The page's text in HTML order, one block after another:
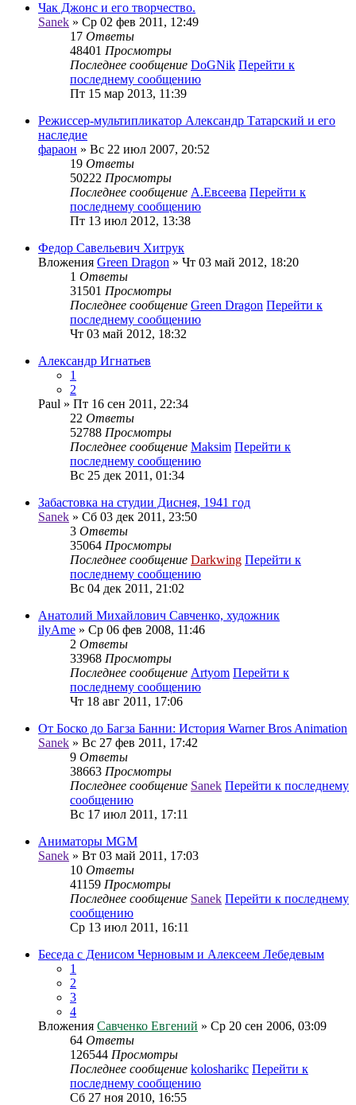
Чак Джонс и его творчество.
Sanek » Ср 02 фев 2011, 12:49
17 Ответы
48401 Просмотры
Последнее сообщение DoGNik Перейти к
последнему сообщению
Пт 15 мар 2013, 11:39
Режиссер-мультипликатор Александр Татарский и его
наследие
фараон » Вс 22 июл 2007, 20:52
19 Ответы
50222 Просмотры
Последнее сообщение А.Евсеева Перейти к
последнему сообщению
Пт 13 июл 2012, 13:38
Федор Савельевич Хитрук
Вложения Green Dragon » Чт 03 май 2012, 18:20
1 Ответы
31501 Просмотры
Последнее сообщение Green Dragon Перейти к
последнему сообщению
Чт 03 май 2012, 18:32
Александр Игнатьев
1
2
Paul » Пт 16 сен 2011, 22:34
22 Ответы
52788 Просмотры
Последнее сообщение Maksim Перейти к
последнему сообщению
Вс 25 дек 2011, 01:34
Забастовка на студии Диснея, 1941 год
Sanek » Сб 03 дек 2011, 23:50
3 Ответы
35064 Просмотры
Последнее сообщение Darkwing Перейти к
последнему сообщению
Вс 04 дек 2011, 21:02
Анатолий Михайлович Савченко, художник
ilyAme » Ср 06 фев 2008, 11:46
2 Ответы
33968 Просмотры
Последнее сообщение Artyom Перейти к
последнему сообщению
Чт 18 авг 2011, 17:06
От Боско до Багза Банни: История Warner Bros Animation
Sanek » Вс 27 фев 2011, 17:42
9 Ответы
38663 Просмотры
Последнее сообщение Sanek Перейти к последнему
сообщению
Вс 17 июл 2011, 17:11
Аниматоры MGM
Sanek » Вт 03 май 2011, 17:03
10 Ответы
41159 Просмотры
Последнее сообщение Sanek Перейти к последнему
сообщению
Ср 13 июл 2011, 16:11
Беседа с Денисом Черновым и Алексеем Лебедевым
1
2
3
4
Вложения Савченко Евгений » Ср 20 сен 2006, 03:09
64 Ответы
126544 Просмотры
Последнее сообщение kolosharikc Перейти к
последнему сообщению
Сб 27 ноя 2010, 16:55